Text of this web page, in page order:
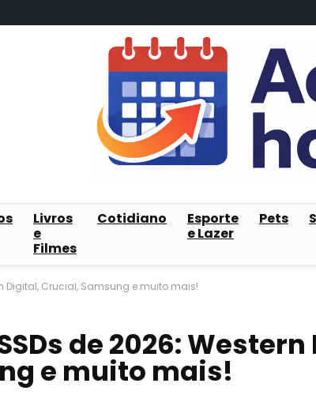
Livros
e
Filmes
Cotidiano
Esporte
e Lazer
Pets
Digital, Crucial, Samsung e muito mais!
de 2026:
e muito mais!